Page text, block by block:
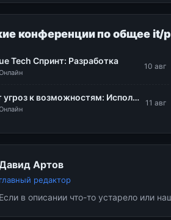
конференции по общее it/
Tech Спринт: Разработка
10 авг
От угроз к возможностям: Использование DLP для стратегического управления рисками
11 авг
Артов
главный редактор
Если в описании что-то устарело или